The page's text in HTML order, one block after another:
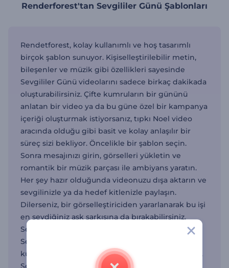
Renderforest'tan Sevgililer Günü Şablonları
Rendetforest, kolay kullanımlı ve hoş tasarımlı
birçok şablon sunuyor. Kişiselleştirilebilir metin,
bileşenler ve müzik gibi özellikleri sayesinde
Sevgililer Günü videolarını sadece birkaç dakikada
oluşturabilirsiniz. Çifte kumruların bir gününü
anlatan bir video ya da bu güne özel bir kampanya
içeriği oluşturmak istiyorsanız, tıpkı Noel video
aracında olduğu gibi basit ve kolay anlaşılır bir
süreç sizi bekliyor. Öncelikle bir şablon seçin.
Sonra mesajınızı girin, görselleri yükletin ve
romantik bir müzik parçası ile ambiyans yaratın.
Her şey hazır olduğunda videonuzu dışa aktarın ve
sevgilinizle ya da hedef kitlenizle paylaşın.
Dilerseniz, bir görselleştiriciden yararlanarak bu işi
en sevdiğiniz aşk şarkısına da bırakabilirsiniz.
Sevgililer Gününde birbirini kutlayan çiftler ve
Sevgililer Günü kampanyalarını tanıtmak isteyen
küçük işletmeler için bu şablonlar biçilmiş kaftan.
Sevgililer Günü etkinliklerini ya da partilerini